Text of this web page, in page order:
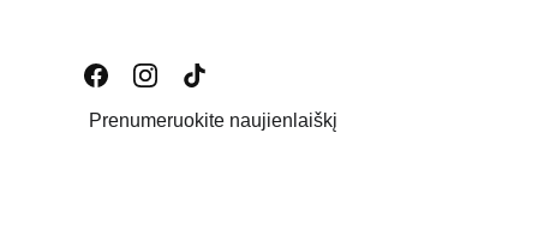
Prenumeruokite naujienlaiškį